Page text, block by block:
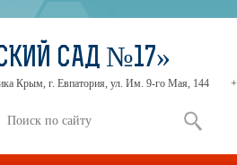
САД №17»
Крым, г. Евпатория, ул. Им. 9-го Мая, 144